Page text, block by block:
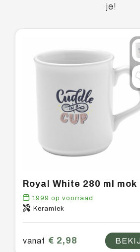
je!
Royal White 280 ml mok
1999 op voorraad
Keramiek
vanaf € 2,98